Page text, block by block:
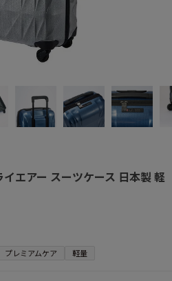
エアー スーツケース 日本製 軽
プレミアムケア 軽量